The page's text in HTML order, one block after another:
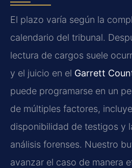
El plazo varía según la
calendario del tribunal.
lectura de cargos suele
y el juicio en el Garrett
puede programarse en un
de múltiples factores,
disponibilidad de testigos y
análisis forenses. Nuestro
avanzar el caso de manera